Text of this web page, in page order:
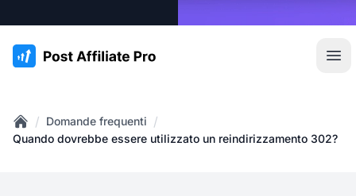
:site.title
Home
/ Domande frequenti /
Quando dovrebbe essere utilizzato un reindirizzamento 302?